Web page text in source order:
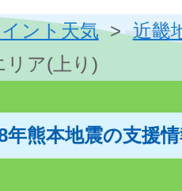
ント天気
近畿
リア(上り)
年熊本地震の支援